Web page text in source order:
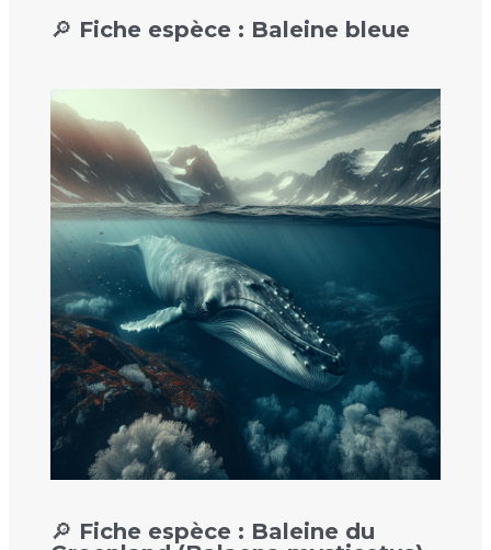
🔎 Fiche espèce : Baleine bleue
🔎 Fiche espèce : Baleine du